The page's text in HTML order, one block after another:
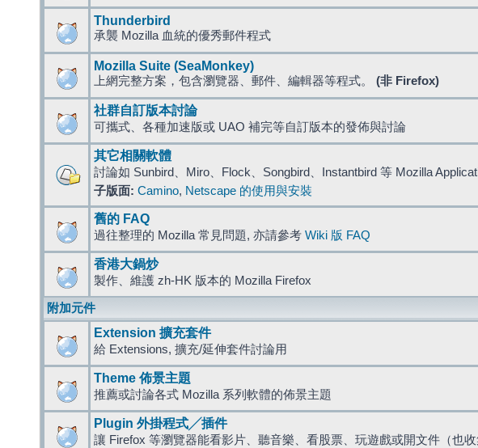
Thunderbird
承襲 Mozilla 血統的優秀郵件程式
Mozilla Suite (SeaMonkey)
上網完整方案，包含瀏覽器、郵件、編輯器等程式。 (非 Firefox)
社群自訂版本討論
可攜式、各種加速版或 UAO 補完等自訂版本的發佈與討論
其它相關軟體
討論如 Sunbird、Miro、Flock、Songbird、Instantbird 等 Mozilla
子版面: Camino, Netscape 的使用與安裝
舊的 FAQ
過往整理的 Mozilla 常見問題, 亦請參考 Wiki 版 FAQ
香港大鍋炒
製作、維護 zh-HK 版本的 Mozilla Firefox
附加元件
Extension 擴充套件
給 Extensions, 擴充/延伸套件討論用
Theme 佈景主題
推薦或討論各式 Mozilla 系列軟體的佈景主題
Plugin 外掛程式╱插件
讓 Firefox 等瀏覽器能看影片、聽音樂、看股票、玩遊戲或開文件（也收